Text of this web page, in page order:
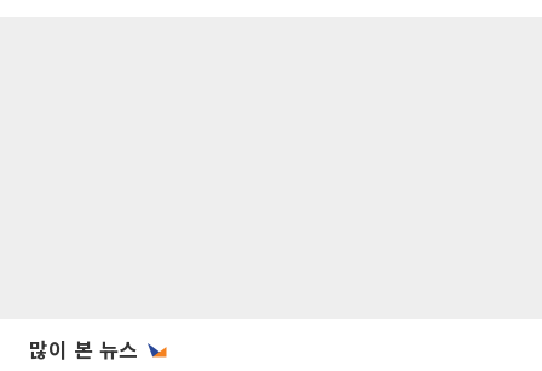
많이 본 뉴스